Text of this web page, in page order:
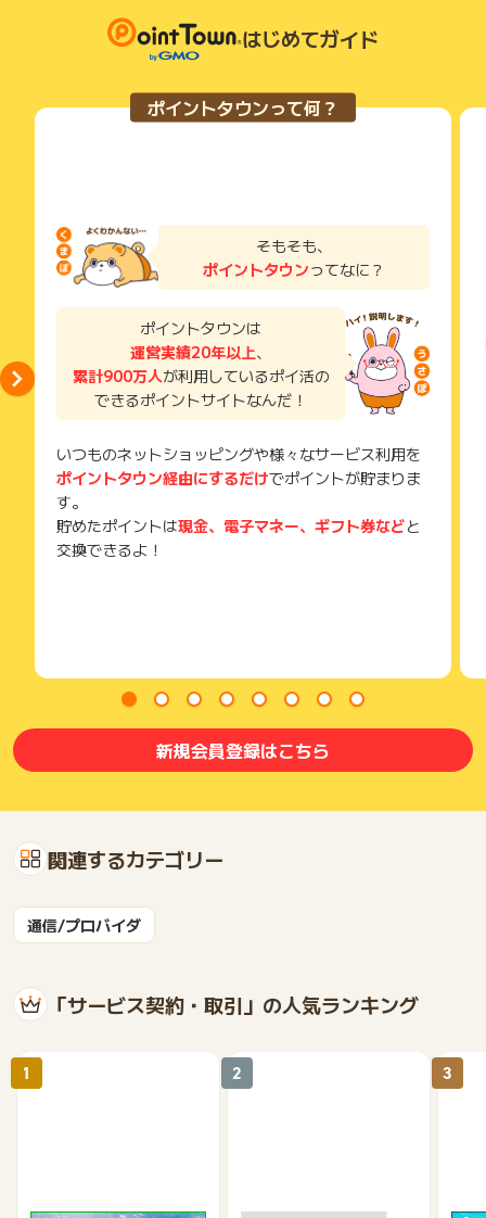
得無効」となる可能性があります。
・同一端末や同一世帯で、繰り返し利用不可のサービス・お買
い物を複数回ご利用された場合
て一度でも同サービス・お買い物を利用されたことがある場合
ご利用前には、Cookieの削除をおこなっていただくことを推奨
ださい。
各サービス・お買い物に掲載されている獲得条件を必ずよくお
読みください。
了などのメールは、ポイント獲得するまで必ず保管してくださ
獲得待ち・獲得失敗の状態でお問い合わせされる際に、該当の
メールを送っていただく場合がございます。
そのため、紛失・破棄された場合は対応いたしかねますので、
ご注意ください。
(※) SafariやChromeなどwebサイトを表示するアプリのこと
商品の交換や一部でもキャンセルされた場合、ポイントが無効
になる可能性もございます。
各サービス・お買い物の獲得ポイントや獲得条件、キャンペー
れた時点の条件が適用されます。
条件を達成しているかどうかは各広告主ではなく、代理店が行
り、急遽終了となる場合がございます。
広告に遷移しない場合は掲載が終了となっておりポイントが獲
得できませんので、ご注意くださいませ。
はじめてガイド
ポイントタウンって何？
そもそも、
ポイントタウンってなに？
ポイントタウンは
運営実績20年以上、
累計900万人が利用しているポイ活の
できるポイントサイトなんだ！
いつものネットショッピングや様々なサービス利用を
ポイントタウン経由にするだけでポイントが貯まりま
す。
貯めたポイントは現金、電子マネー、ギフト券などと
交換できるよ！
新規会員登録はこちら
関連するカテゴリー
通信/プロバイダ
「サービス契約・取引」の人気ランキング
1 2 3